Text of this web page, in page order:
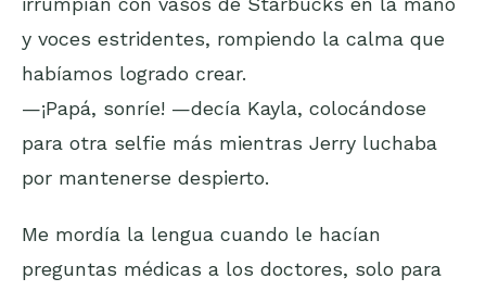
y voces estridentes, rompiendo la calma que
habíamos logrado crear.
—¡Papá, sonríe! —decía Kayla, colocándose
para otra selfie más mientras Jerry luchaba
por mantenerse despierto.
Me mordía la lengua cuando le hacían
preguntas médicas a los doctores, solo para